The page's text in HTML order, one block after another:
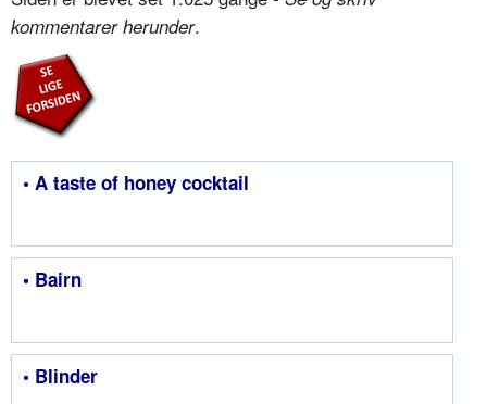
kommentarer herunder.
• A taste of honey cocktail
• Bairn
• Blinder